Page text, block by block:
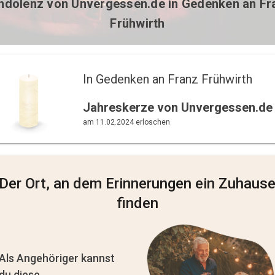
von Unvergessen.dein Gedenken an
Frühwirth
In Gedenken an Franz Frühwirth
Jahreskerze von Unvergessen.de
am 11.02.2024 erloschen
Ort, an dem Erinnerungen ein Zuhause
finden
Angehöriger kannst